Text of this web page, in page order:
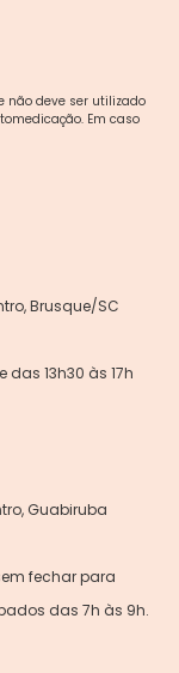
não deve ser utilizado
Em caso
Brusque/SC
das 13h30 às 17h
Guabiruba
fechar para
das 7h às 9h.